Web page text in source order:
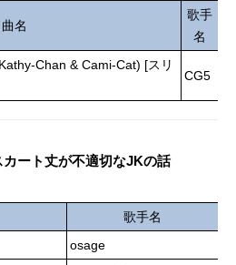
ジオ：アクシ―音楽：Selin制作：
企画／製作：株式会社ポプ
主題歌「グッドラック！マイフ
ドfeat.ムロツヨシ&さかなクン」
ねずみくんのチョッキ』公式X（...
お互いを認めあい、光一はデザイ
ー、エレンは画家への道を歩み始
が――。作品名左ききのエレン
形態TVアニメスケジュール2026
：内山夕実加藤さゆり：石川由依
佐浩二流川俊：新垣樽助朱音優
結川あさき佐久間威風：松田健
郎岸アンナ：勝生真沙子ナタリ
曲名
歌手
名
Chan & Cami-Cat) [スリ
CG5
ート丈が不適切なJKの話
歌手名
osage